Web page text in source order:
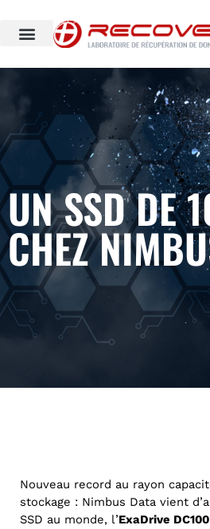
UN SSD DE
CHEZ
Nouveau record au rayon
stockage : Nimbus Data vient
SSD au monde, l’ExaDrive DC100